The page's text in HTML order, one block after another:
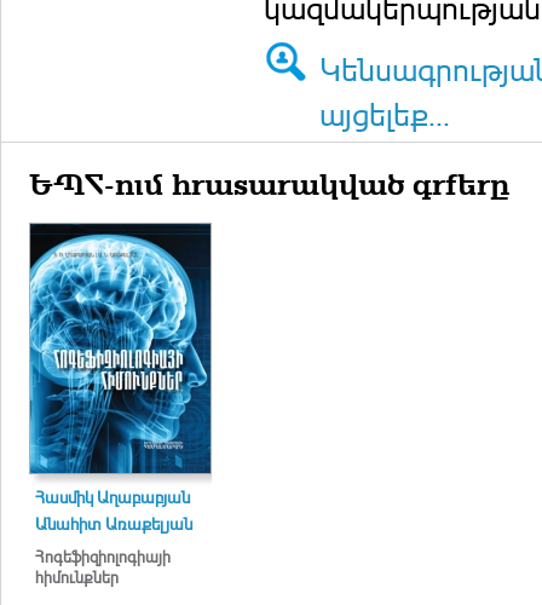
այցելեք...
ԵՊՀ-ում հրատարակված գրքերը
Հասմիկ Աղաբաբյան
Անահիտ Առաքելյան
Հոգեֆիզիոլոգիայի
հիմունքներ